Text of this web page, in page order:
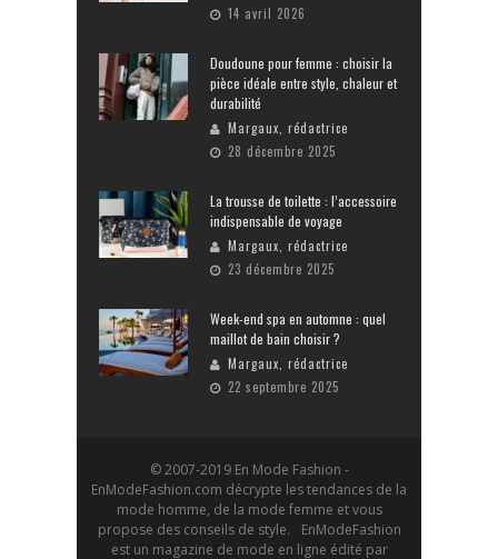
14 avril 2026
Doudoune pour femme : choisir la
pièce idéale entre style, chaleur et
durabilité
Margaux, rédactrice
28 décembre 2025
La trousse de toilette : l’accessoire
indispensable de voyage
Margaux, rédactrice
23 décembre 2025
Week-end spa en automne : quel
maillot de bain choisir ?
Margaux, rédactrice
22 septembre 2025
© 2007-2019 En Mode Fashion -
EnModeFashion.com décrypte les tendances de la
mode homme, de la mode femme et vous
propose des conseils de style. EnModeFashion
est un magazine de mode en ligne édité par